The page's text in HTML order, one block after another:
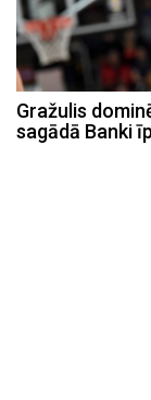
Gražulis
sagādā Banki